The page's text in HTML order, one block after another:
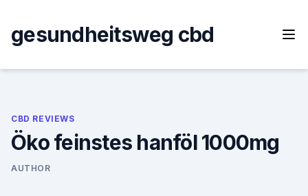
content
gesundheitsweg cbd
CBD REVIEWS
Öko feinstes hanföl 1000mg
AUTHOR